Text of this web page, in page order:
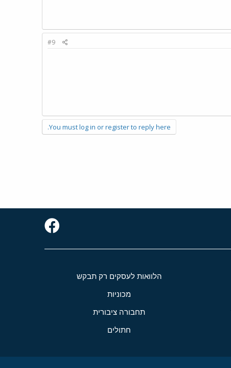
#9
You must log in or register to reply here.
הלוואות לעסקים רק תבקש
מכוניות
תחבורה ציבורית
חתולים